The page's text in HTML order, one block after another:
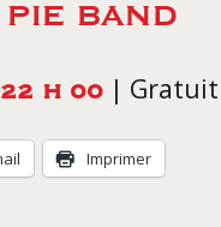
BAND
H 00 | Gratuit
Imprimer